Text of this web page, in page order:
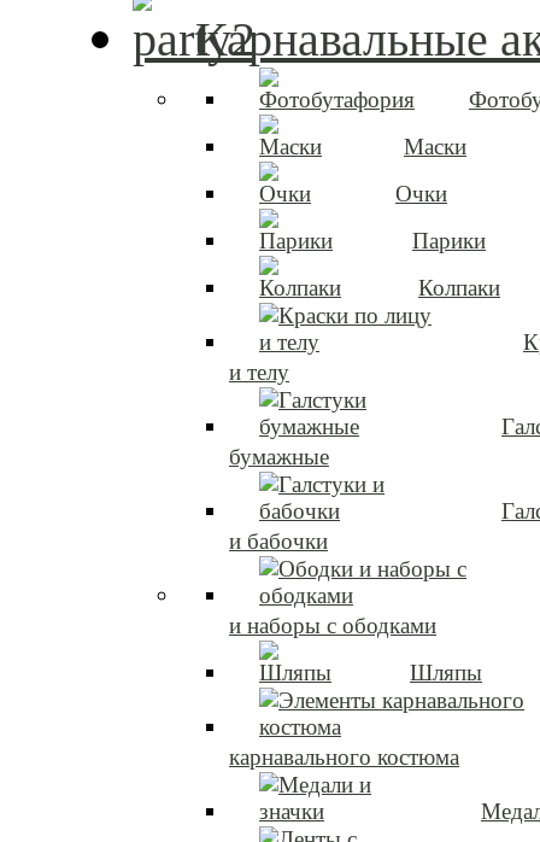
Карнавальные
Маски
Очки
Парики
Колпаки
и телу
бумажные
и бабочки
и наборы с ободками
Шляпы
карнавального костюма